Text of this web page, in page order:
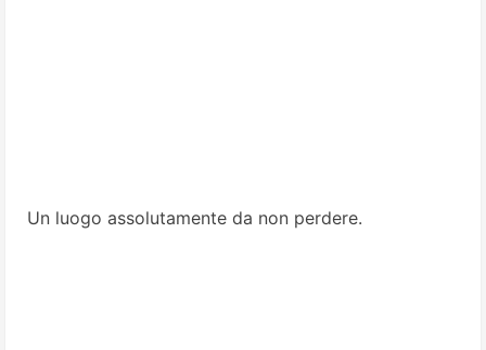
Un luogo assolutamente da non perdere.